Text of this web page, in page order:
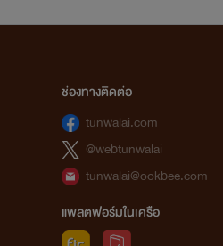
ช่องทางติดต่อ
tunwalai.com
@webtunwalai
tunwalai@ookbee.com
แพลตฟอร์มในเครือ